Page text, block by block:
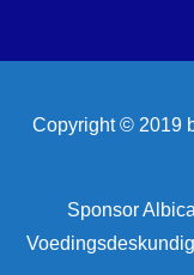
Copyright © 2019
Sponsor